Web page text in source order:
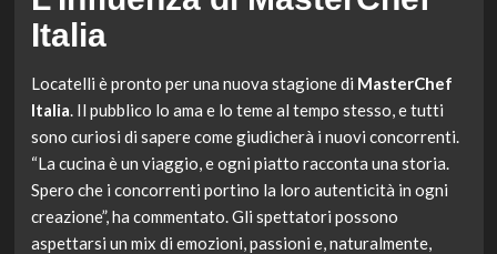
Italia
Locatelli è pronto per una nuova stagione di MasterChef
Italia. Il pubblico lo ama e lo teme al tempo stesso, e tutti
sono curiosi di sapere come giudicherà i nuovi concorrenti.
“La cucina è un viaggio, e ogni piatto racconta una storia.
Spero che i concorrenti portino la loro autenticità in ogni
creazione”, ha commentato. Gli spettatori possono
aspettarsi un mix di emozioni, passioni e, naturalmente,